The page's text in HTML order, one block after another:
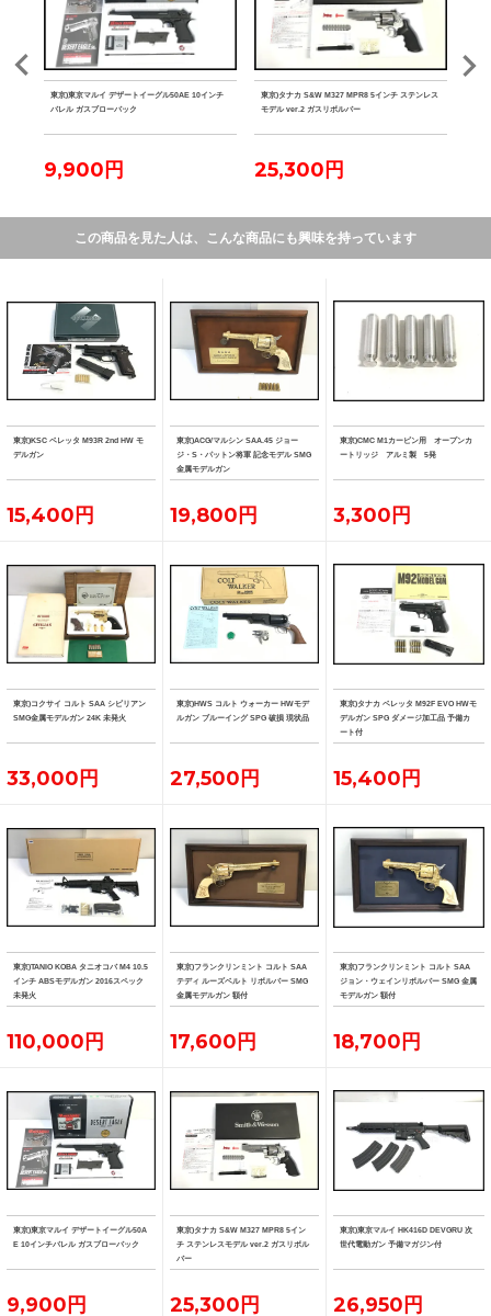
東京)東京マルイ デザートイーグル50AE 10インチ
バレル ガスブローバック
9,900円
東京)タナカ S&W M327 MPR8 5インチ ステンレス
モデル ver.2 ガスリボルバー
25,300円
この商品を見た人は、こんな商品にも興味を持っています
東京)KSC ベレッタ M93R 2nd HW モ
デルガン
15,400円
東京)ACG/マルシン SAA.45 ジョー
ジ・S・パットン将軍 記念モデル SMG
金属モデルガン
19,800円
東京)CMC M1カービン用 オープンカ
ートリッジ アルミ製 5発
3,300円
東京)コクサイ コルト SAA シビリアン
SMG金属モデルガン 24K 未発火
33,000円
東京)HWS コルト ウォーカー HWモデ
ルガン ブルーイング SPG 破損 現状品
27,500円
東京)タナカ ベレッタ M92F EVO HWモ
デルガン SPG ダメージ加工品 予備カ
ート付
15,400円
東京)TANIO KOBA タニオコバ M4 10.5
インチ ABSモデルガン 2016スペック
未発火
110,000円
東京)フランクリンミント コルト SAA
テディ ルーズベルト リボルバー SMG
金属モデルガン 額付
17,600円
東京)フランクリンミント コルト SAA
ジョン・ウェインリボルバー SMG 金属
モデルガン 額付
18,700円
東京)東京マルイ デザートイーグル50A
E 10インチバレル ガスブローバック
9,900円
東京)タナカ S&W M327 MPR8 5イン
チ ステンレスモデル ver.2 ガスリボル
バー
25,300円
東京)東京マルイ HK416D DEVGRU 次
世代電動ガン 予備マガジン付
26,950円